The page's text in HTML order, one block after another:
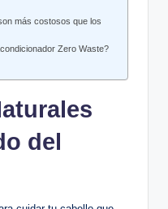
más costosos que los
Zero Waste?
del